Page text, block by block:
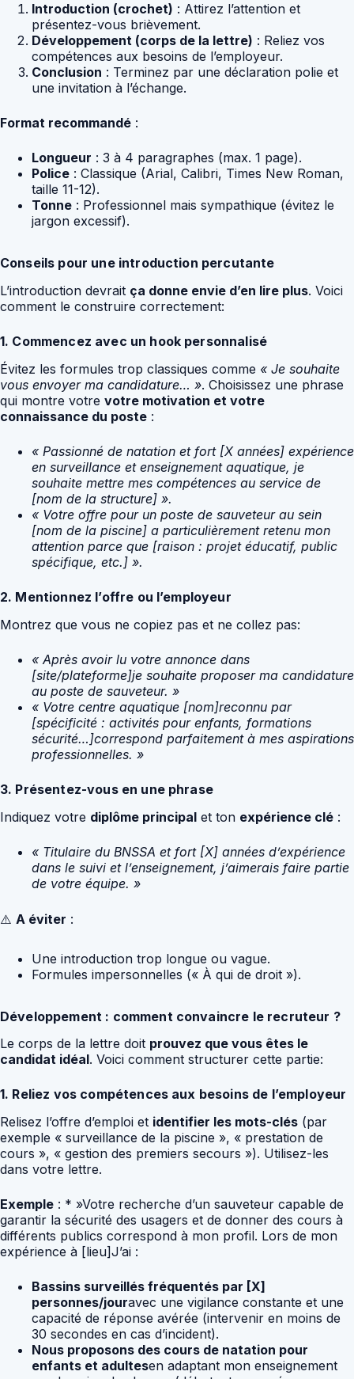
Introduction (crochet) : Attirez l’attention et
présentez-vous brièvement.
Développement (corps de la lettre) : Reliez vos
compétences aux besoins de l’employeur.
Conclusion : Terminez par une déclaration polie et
une invitation à l’échange.
Format recommandé :
Longueur : 3 à 4 paragraphes (max. 1 page).
Police : Classique (Arial, Calibri, Times New Roman,
taille 11-12).
Tonne : Professionnel mais sympathique (évitez le
jargon excessif).
Conseils pour une introduction percutante
L’introduction devrait ça donne envie d’en lire plus. Voici
comment le construire correctement:
1. Commencez avec un hook personnalisé
Évitez les formules trop classiques comme « Je souhaite
vous envoyer ma candidature… ». Choisissez une phrase
qui montre votre votre motivation et votre
connaissance du poste :
« Passionné de natation et fort [X années] expérience
en surveillance et enseignement aquatique, je
souhaite mettre mes compétences au service de
[nom de la structure] ».
« Votre offre pour un poste de sauveteur au sein
[nom de la piscine] a particulièrement retenu mon
attention parce que [raison : projet éducatif, public
spécifique, etc.] ».
2. Mentionnez l’offre ou l’employeur
Montrez que vous ne copiez pas et ne collez pas:
« Après avoir lu votre annonce dans
[site/plateforme]je souhaite proposer ma candidature
au poste de sauveteur. »
« Votre centre aquatique [nom]reconnu par
[spécificité : activités pour enfants, formations
sécurité…]correspond parfaitement à mes aspirations
professionnelles. »
3. Présentez-vous en une phrase
Indiquez votre diplôme principal et ton expérience clé :
« Titulaire du BNSSA et fort [X] années d’expérience
dans le suivi et l’enseignement, j’aimerais faire partie
de votre équipe. »
⚠️ A éviter :
Une introduction trop longue ou vague.
Formules impersonnelles (« À qui de droit »).
Développement : comment convaincre le recruteur ?
Le corps de la lettre doit prouvez que vous êtes le
candidat idéal. Voici comment structurer cette partie:
1. Reliez vos compétences aux besoins de l’employeur
Relisez l’offre d’emploi et identifier les mots-clés (par
exemple « surveillance de la piscine », « prestation de
cours », « gestion des premiers secours »). Utilisez-les
dans votre lettre.
Exemple : * »Votre recherche d’un sauveteur capable de
garantir la sécurité des usagers et de donner des cours à
différents publics correspond à mon profil. Lors de mon
expérience à [lieu]J’ai :
Bassins surveillés fréquentés par [X]
personnes/jouravec une vigilance constante et une
capacité de réponse avérée (intervenir en moins de
30 secondes en cas d’incident).
Nous proposons des cours de natation pour
enfants et adultesen adaptant mon enseignement